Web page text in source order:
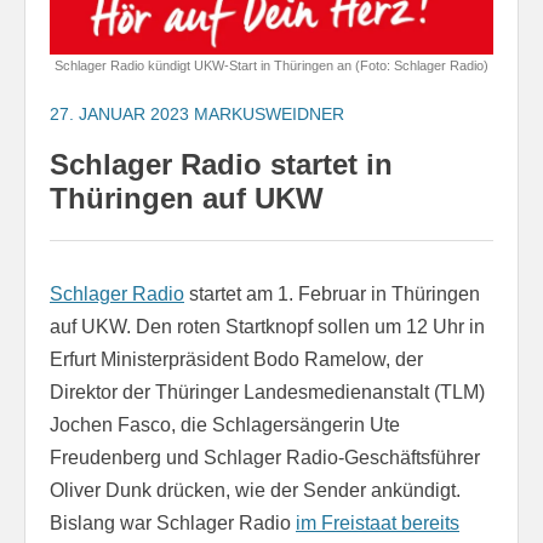
Schlager Radio kündigt UKW-Start in Thüringen an (Foto: Schlager Radio)
27. JANUAR 2023 MARKUSWEIDNER
Schlager Radio startet in
Thüringen auf UKW
Schlager Radio startet am 1. Februar in Thüringen
auf UKW. Den roten Startknopf sollen um 12 Uhr in
Erfurt Ministerpräsident Bodo Ramelow, der
Direktor der Thüringer Landesmedienanstalt (TLM)
Jochen Fasco, die Schlagersängerin Ute
Freudenberg und Schlager Radio-Geschäftsführer
Oliver Dunk drücken, wie der Sender ankündigt.
Bislang war Schlager Radio im Freistaat bereits